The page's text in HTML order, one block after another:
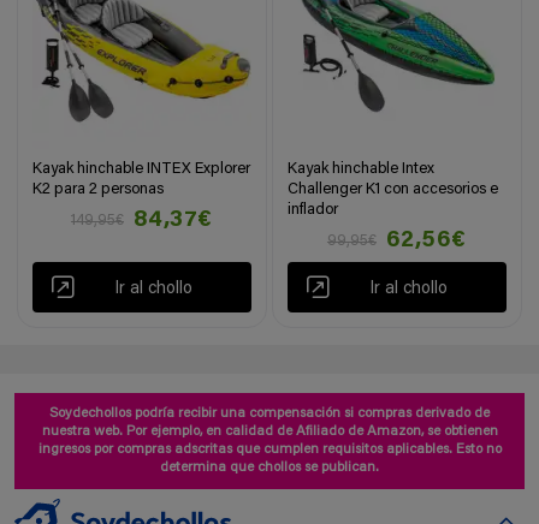
Kayak hinchable INTEX Explorer
K2 para 2 personas
149,95€
84,37€
Ir al chollo
Kayak hinchable Intex
Challenger K1 con accesorios e
inflador
99,95€
62,56€
Ir al chollo
Soydechollos podría recibir una compensación si compras derivado de
nuestra web. Por ejemplo, en calidad de Afiliado de Amazon, se obtienen
ingresos por compras adscritas que cumplen requisitos aplicables. Esto no
determina que chollos se publican.